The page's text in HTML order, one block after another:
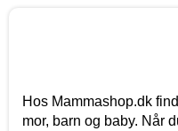
Hos Mammashop.dk
mor, barn og baby. Når